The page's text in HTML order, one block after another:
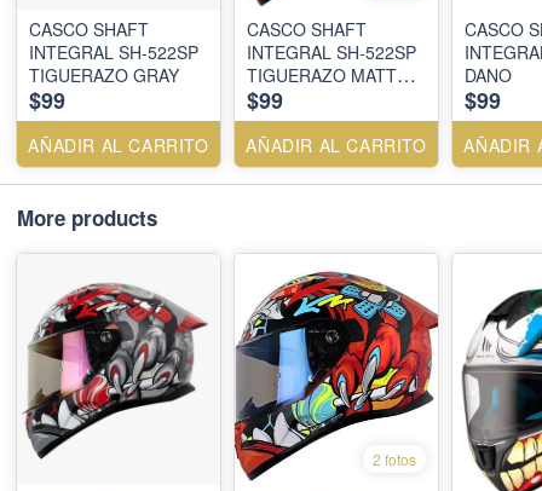
CASCO SHAFT
INTEGRAL SH-522SP
TIGUERAZO GRAY
$99
AÑADIR AL CARRITO
CASCO SHAFT
INTEGRAL SH-522SP
TIGUERAZO MATT
NEON ORANGE
$99
AÑADIR AL CARRITO
CASCO
DANO
$99
AÑADIR
More products
2 fotos